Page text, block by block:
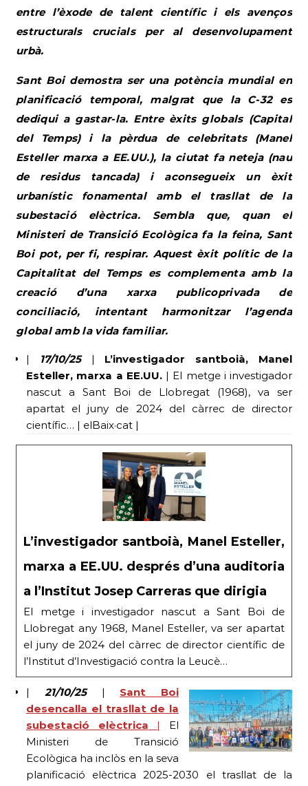
entre l’èxode de talent científic i els avenços
estructurals crucials per al desenvolupament
urbà.
Sant Boi demostra ser una potència mundial en
planificació temporal, malgrat que la C-32 es
dediqui a gastar-la. Entre èxits globals (Capital
del Temps) i la pèrdua de celebritats (Manel
Esteller marxa a EE.UU.), la ciutat fa neteja (nau
de residus tancada) i aconsegueix un èxit
urbanístic fonamental amb el trasllat de la
subestació elèctrica. Sembla que, quan el
Ministeri de Transició Ecològica fa la feina, Sant
Boi pot, per fi, respirar. Aquest èxit polític de la
Capitalitat del Temps es complementa amb la
creació d’una xarxa publicoprivada de
conciliació, intentant harmonitzar l’agenda
global amb la vida familiar.
| 17/10/25 | L’investigador santboià, Manel
Esteller, marxa a EE.UU.| El metge i investigador
nascut a Sant Boi de Llobregat (1968), va ser
apartat el juny de 2024 del càrrec de director
científic… | elBaix·cat |
L’investigador santboià, Manel Esteller,
marxa a EE.UU. després d’una auditoria
a l’Institut Josep Carreras que dirigia
El metge i investigador nascut a Sant Boi de
Llobregat any 1968, Manel Esteller, va ser apartat
el juny de 2024 del càrrec de director científic de
l’Institut d’Investigació contra la Leucè…
| 21/10/25| Sant Boi
desencalla el trasllat de la
subestació elèctrica |
El
Ministeri de Transició
Ecològica ha inclòs en la seva
planificació elèctrica 2025-2030 el trasllat de la